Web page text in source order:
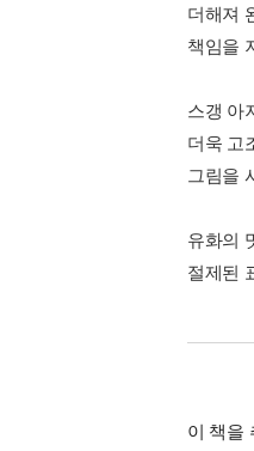
더해져
책임을
스갱 아
더욱 고
그림을
유화의
절제된
이 책을